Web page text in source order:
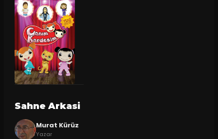
Sahne Arkasi
Murat Kürüz
Yazar